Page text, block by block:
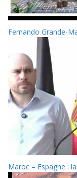
Fernando Grande-
Maroc – Espagne :